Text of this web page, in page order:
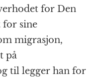
for Den
for sine
migrasjon,
på
til legger han for